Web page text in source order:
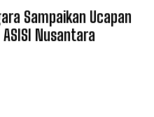
Sampaikan Ucapan
Nusantara